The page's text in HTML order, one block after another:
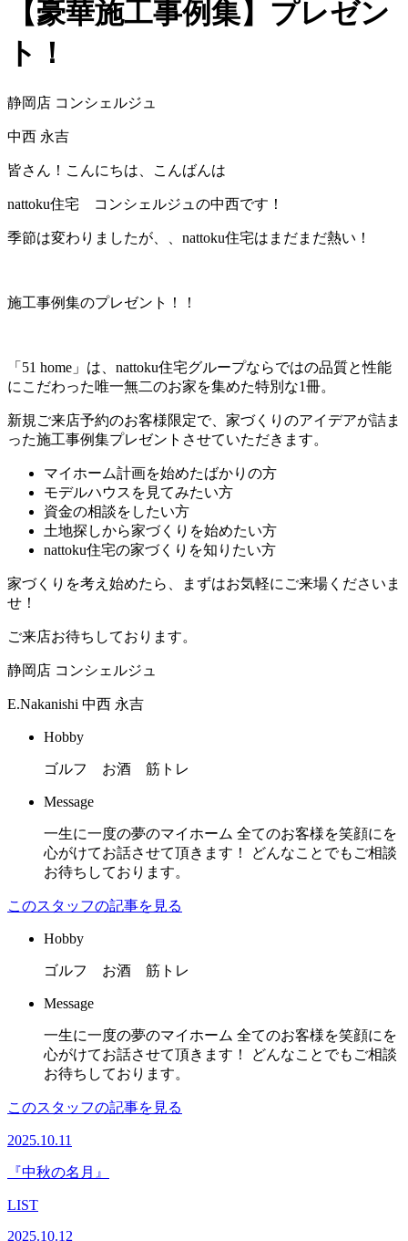
【豪華施工事例集】プレゼン
ト！
静岡店 コンシェルジュ
中西 永吉
皆さん！こんにちは、こんばんは
nattoku住宅 コンシェルジュの中西です！
季節は変わりましたが、、nattoku住宅はまだまだ熱い！
施工事例集のプレゼント！！
「51 home」は、nattoku住宅グループならではの品質と性能
にこだわった唯一無二のお家を集めた特別な1冊。
新規ご来店予約のお客様限定で、家づくりのアイデアが詰ま
った施工事例集プレゼントさせていただきます。
マイホーム計画を始めたばかりの方
モデルハウスを見てみたい方
資金の相談をしたい方
土地探しから家づくりを始めたい方
nattoku住宅の家づくりを知りたい方
家づくりを考え始めたら、まずはお気軽にご来場くださいま
せ！
ご来店お待ちしております。
静岡店 コンシェルジュ
E.Nakanishi 中西 永吉
Hobby
ゴルフ お酒 筋トレ
Message
一生に一度の夢のマイホーム 全てのお客様を笑顔にを
心がけてお話させて頂きます！ どんなことでもご相談
お待ちしております。
このスタッフの記事を見る
Hobby
ゴルフ お酒 筋トレ
Message
一生に一度の夢のマイホーム 全てのお客様を笑顔にを
心がけてお話させて頂きます！ どんなことでもご相談
お待ちしております。
このスタッフの記事を見る
2025.10.11
『中秋の名月』
LIST
2025.10.12